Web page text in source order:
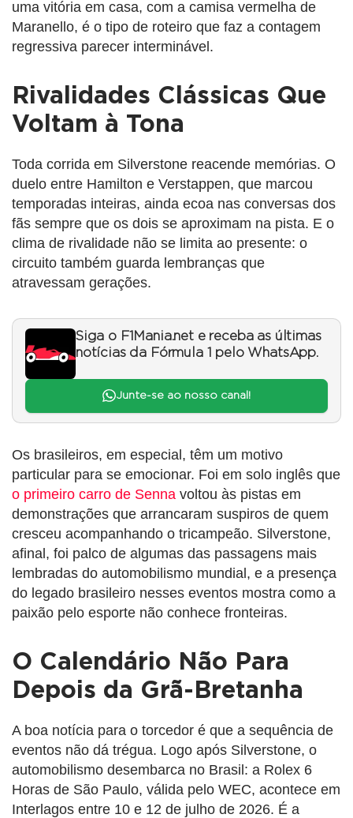
uma vitória em casa, com a camisa vermelha de
Maranello, é o tipo de roteiro que faz a contagem
regressiva parecer interminável.
Rivalidades Clássicas Que
Voltam à Tona
Toda corrida em Silverstone reacende memórias. O
duelo entre Hamilton e Verstappen, que marcou
temporadas inteiras, ainda ecoa nas conversas dos
fãs sempre que os dois se aproximam na pista. E o
clima de rivalidade não se limita ao presente: o
circuito também guarda lembranças que
atravessam gerações.
Siga o F1Mania.net e receba as últimas
notícias da Fórmula 1 pelo WhatsApp.
Junte-se ao nosso canal!
Os brasileiros, em especial, têm um motivo
particular para se emocionar. Foi em solo inglês que
o primeiro carro de Senna voltou às pistas em
demonstrações que arrancaram suspiros de quem
cresceu acompanhando o tricampeão. Silverstone,
afinal, foi palco de algumas das passagens mais
lembradas do automobilismo mundial, e a presença
do legado brasileiro nesses eventos mostra como a
paixão pelo esporte não conhece fronteiras.
O Calendário Não Para
Depois da Grã-Bretanha
A boa notícia para o torcedor é que a sequência de
eventos não dá trégua. Logo após Silverstone, o
automobilismo desembarca no Brasil: a Rolex 6
Horas de São Paulo, válida pelo WEC, acontece em
Interlagos entre 10 e 12 de julho de 2026. É a